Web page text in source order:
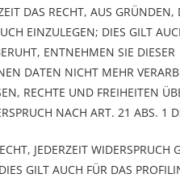
DAS RECHT, AUS GRÜNDEN,
EINZULEGEN; DIES GILT
ENTNEHMEN SIE DIESER
DATEN NICHT MEHR
RECHTE UND FREIHEITEN
NACH ART. 21 ABS. 1
JEDERZEIT WIDERSPRUCH
GILT AUCH FÜR DAS